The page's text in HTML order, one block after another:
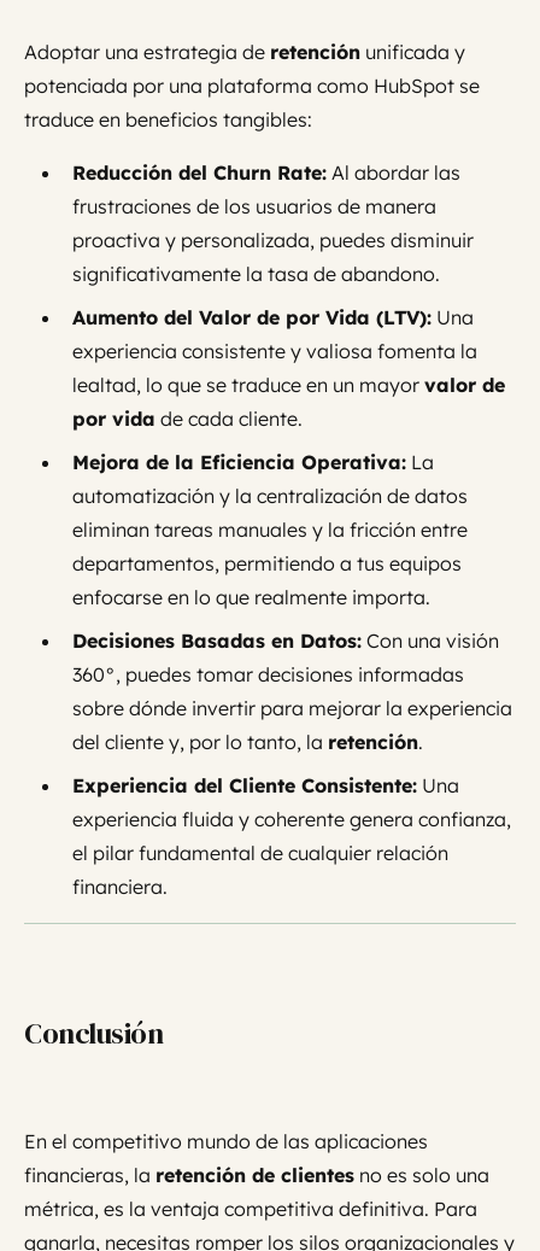
Adoptar una estrategia de retención unificada y
potenciada por una plataforma como HubSpot se
traduce en beneficios tangibles:
Reducción del Churn Rate: Al abordar las
frustraciones de los usuarios de manera
proactiva y personalizada, puedes disminuir
significativamente la tasa de abandono.
Aumento del Valor de por Vida (LTV): Una
experiencia consistente y valiosa fomenta la
lealtad, lo que se traduce en un mayor valor de
por vida de cada cliente.
Mejora de la Eficiencia Operativa: La
automatización y la centralización de datos
eliminan tareas manuales y la fricción entre
departamentos, permitiendo a tus equipos
enfocarse en lo que realmente importa.
Decisiones Basadas en Datos: Con una visión
360°, puedes tomar decisiones informadas
sobre dónde invertir para mejorar la experiencia
del cliente y, por lo tanto, la retención.
Experiencia del Cliente Consistente: Una
experiencia fluida y coherente genera confianza,
el pilar fundamental de cualquier relación
financiera.
Conclusión
En el competitivo mundo de las aplicaciones
financieras, la retención de clientes no es solo una
métrica, es la ventaja competitiva definitiva. Para
ganarla, necesitas romper los silos organizacionales y